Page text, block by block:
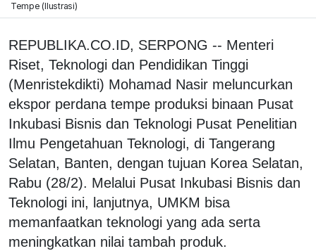
Tempe (Ilustrasi)
REPUBLIKA.CO.ID, SERPONG -- Menteri
Riset, Teknologi dan Pendidikan Tinggi
(Menristekdikti) Mohamad Nasir meluncurkan
ekspor perdana tempe produksi binaan Pusat
Inkubasi Bisnis dan Teknologi Pusat Penelitian
Ilmu Pengetahuan Teknologi, di Tangerang
Selatan, Banten, dengan tujuan Korea Selatan,
Rabu (28/2). Melalui Pusat Inkubasi Bisnis dan
Teknologi ini, lanjutnya, UMKM bisa
memanfaatkan teknologi yang ada serta
meningkatkan nilai tambah produk.